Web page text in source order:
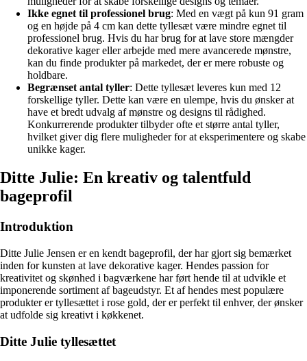
Ikke egnet til professionel brug: Med en vægt på kun 91 gram
og en højde på 4 cm kan dette tyllesæt være mindre egnet til
professionel brug. Hvis du har brug for at lave store mængder
dekorative kager eller arbejde med mere avancerede mønstre,
kan du finde produkter på markedet, der er mere robuste og
holdbare.
Begrænset antal tyller: Dette tyllesæt leveres kun med 12
forskellige tyller. Dette kan være en ulempe, hvis du ønsker at
have et bredt udvalg af mønstre og designs til rådighed.
Konkurrerende produkter tilbyder ofte et større antal tyller,
hvilket giver dig flere muligheder for at eksperimentere og skabe
unikke kager.
Ditte Julie: En kreativ og talentfuld
bageprofil
Introduktion
Ditte Julie Jensen er en kendt bageprofil, der har gjort sig bemærket
inden for kunsten at lave dekorative kager. Hendes passion for
kreativitet og skønhed i bagværkene har ført hende til at udvikle et
imponerende sortiment af bageudstyr. Et af hendes mest populære
produkter er tyllesættet i rose gold, der er perfekt til enhver, der ønsker
at udfolde sig kreativt i køkkenet.
Ditte Julie tyllesættet